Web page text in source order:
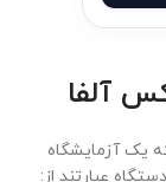
آلفا
یک آزمایشگاه
عبارتند از: